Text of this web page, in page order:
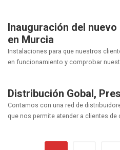
Inauguración del nuevo
en Murcia
Instalaciones para que nuestros
en funcionamiento y comprobar
Distribución Gobal,
Contamos con una red de
que nos permite atender a clientes de